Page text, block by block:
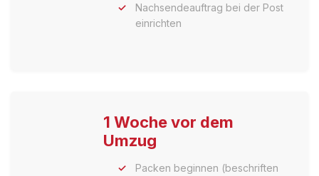
Nachsendeauftrag bei der Post
einrichten
1 Woche vor dem
Umzug
Packen beginnen (beschriften